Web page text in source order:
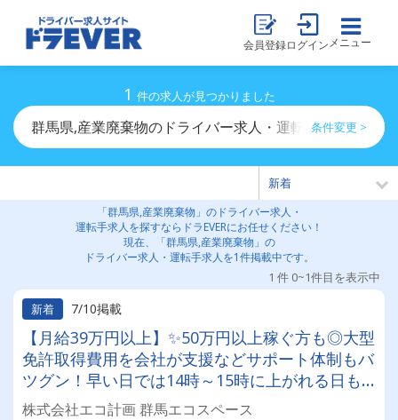
会員登録ログイン メニュー
1 件の求人が見つかりました
群馬県,産業廃棄物のドライバー求人・運転手求人一覧
条件変更 >
「群馬県,産業廃棄物」のドライバー求人・
運転手求人を探すならドラEVERにお任せください！
現在、「群馬県,産業廃棄物」の
ドライバー求人・運転手求人を1件掲載中です。
1 件 0~1件目を表示中
新着
7/10掲載
【月給39万円以上】✨50万円以上稼ぐ方も◎大型
免許取得費用を会社が支援などサポート体制もバ
ツグン！早い日では14時～15時に上がれる日も♪
産業廃棄物回収ドライバー募集！
株式会社エコ計画 群馬エコスペース